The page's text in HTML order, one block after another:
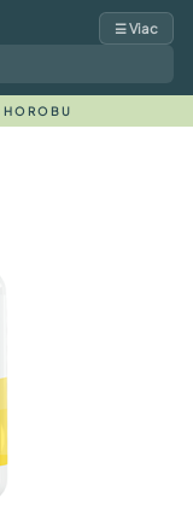
☰ Viac